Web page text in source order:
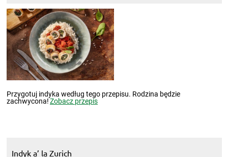
Przygotuj indyka według tego przepisu. Rodzina będzie
zachwycona!Zobacz przepis
Indyk a’ la Zurich